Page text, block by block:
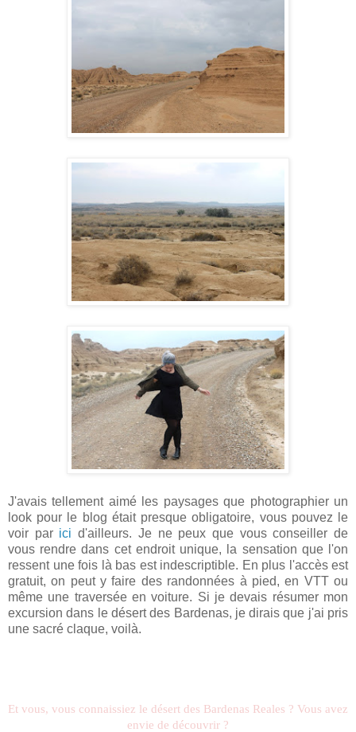
J'avais tellement aimé les paysages que photographier un
look pour le blog était presque obligatoire, vous pouvez le
voir par ici d'ailleurs. Je ne peux que vous conseiller de
vous rendre dans cet endroit unique, la sensation que l'on
ressent une fois là bas est indescriptible. En plus l'accès est
gratuit, on peut y faire des randonnées à pied, en VTT ou
même une traversée en voiture. Si je devais résumer mon
excursion dans le désert des Bardenas, je dirais que j'ai pris
une sacré claque, voilà.
Et vous, vous connaissiez le désert des Bardenas Reales ? Vous avez
envie de découvrir ?